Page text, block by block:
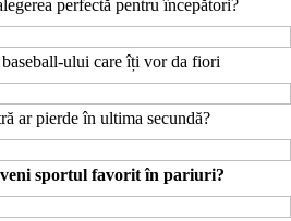
perfectă pentru începători?
ului care îți vor da fiori
ar pierde în ultima secundă?
sportul favorit în pariuri?